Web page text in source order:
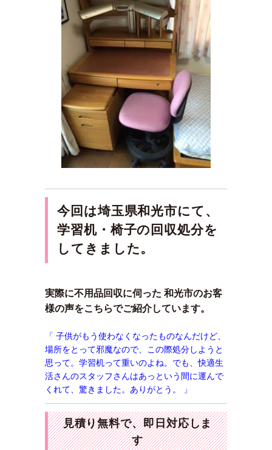
今回は埼玉県和光市にて、
学習机・椅子の回収処分を
してきました。
実際に不用品回収に伺った 和光市のお客
様の声をこちらでご紹介しています。
「 子供がもう使わなくなったものなんだけど、
場所をとって邪魔なので、この際処分しようと
思って。学習机って重いのよね。でも、快適生
活さんのスタッフさんはあっという間に運んで
くれて、驚きました。ありがとう。
」
見積り無料で、即日対応しま
す